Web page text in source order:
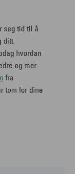
seg tid til å
ditt
hvordan
og mer
fra
tom for dine